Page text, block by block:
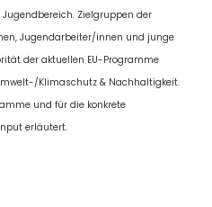
Zielgruppen der
Jugendarbeiter/innen und junge
der aktuellen EU-Programme
Klimaschutz & Nachhaltigkeit.
und für die konkrete
erläutert.